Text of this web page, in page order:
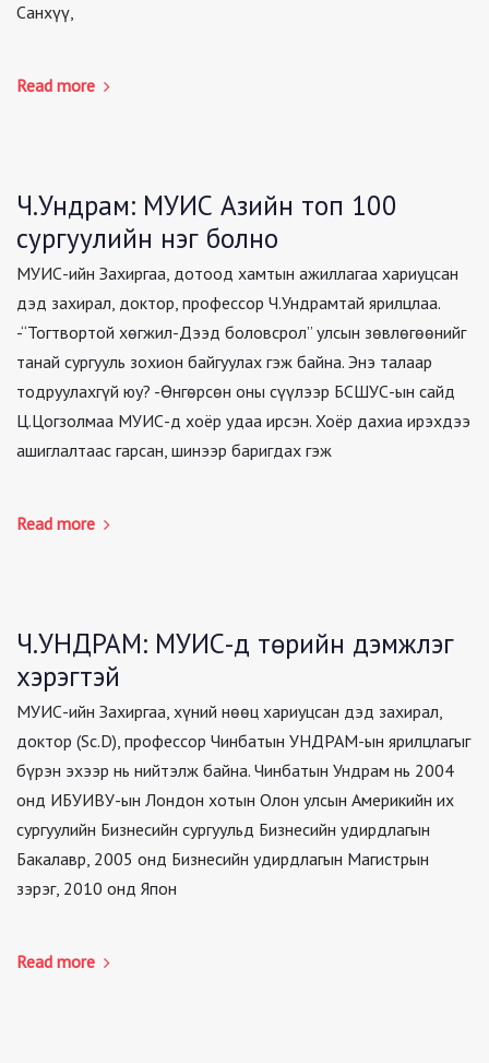
Санхүү,
Read more
Ч.Ундрам: МУИС Азийн топ 100
сургуулийн нэг болно
МУИС-ийн Захиргаа, дотоод хамтын ажиллагаа хариуцсан
дэд захирал, доктор, профессор Ч.Ундрамтай ярилцлаа.
-“Тогтвортой хөгжил-Дээд боловсрол” улсын зөвлөгөөнийг
танай сургууль зохион байгуулах гэж байна. Энэ талаар
тодруулахгүй юу? -Өнгөрсөн оны сүүлээр БСШУС-ын сайд
Ц.Цогзолмаа МУИС-д хоёр удаа ирсэн. Хоёр дахиа ирэхдээ
ашиглалтаас гарсан, шинээр баригдах гэж
Read more
Ч.УНДРАМ: МУИС-д төрийн дэмжлэг
хэрэгтэй
МУИС-ийн Захиргаа, хүний нөөц хариуцсан дэд захирал,
доктор (Sc.D), профессор Чинбатын УНДРАМ-ын ярилцлагыг
бүрэн эхээр нь нийтэлж байна. Чинбатын Ундрам нь 2004
онд ИБУИВУ-ын Лондон хотын Олон улсын Америкийн их
сургуулийн Бизнесийн сургуульд Бизнесийн удирдлагын
Бакалавр, 2005 онд Бизнесийн удирдлагын Магистрын
зэрэг, 2010 онд Япон
Read more